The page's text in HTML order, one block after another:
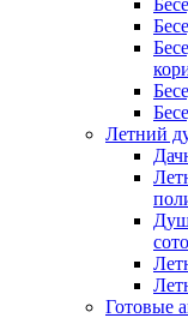
Летний
Душ
Готовые